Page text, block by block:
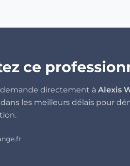
ce
directement à Alexis
les meilleurs délais pour